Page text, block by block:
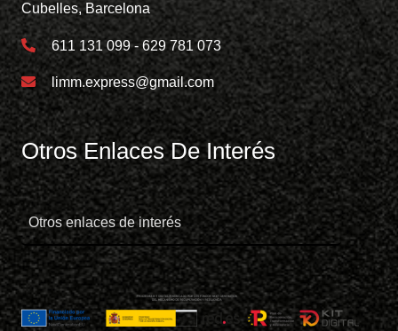
Cubelles, Barcelona
611 131 099 - 629 781 073
limm.express@gmail.com
Otros Enlaces De Interés